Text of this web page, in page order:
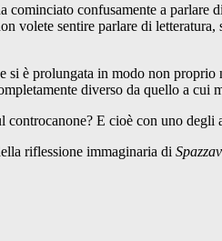
confusamente a parlare
volete sentire parlare di
è prolungata in modo non
diverso da quello a cui
E cioè con uno degli
riflessione immaginaria di